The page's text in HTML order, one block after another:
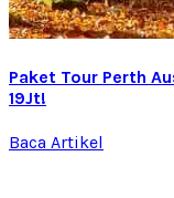
Paket Tour Perth
19Jt!
Baca Artikel